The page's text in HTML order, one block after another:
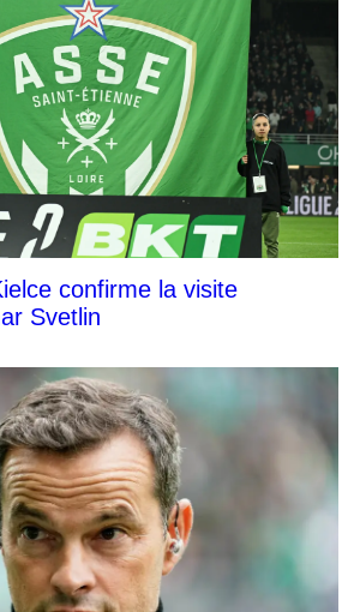
confirme la visite
Svetlin